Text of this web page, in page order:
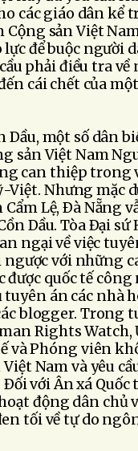
các giáo dân kể
Cộng sản Việt
để buộc người
phải điều tra
cái chết của
một số dân
sản Việt Nam
can thiệp trong
Việt. Nhưng mặc
Lệ, Ðà Nẵng
Dầu. Tòa Ðại sứ
ngại về việc
với những
quốc tế
án các nhà
blogger. Trong
Rights Watch,
và Phóng viên
Nam và yêu
với Ân xá Quốc
động dân chủ
tối về tự do